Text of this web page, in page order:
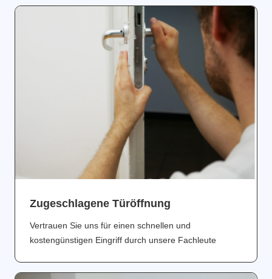
Zugeschlagene Türöffnung
Vertrauen Sie uns für einen schnellen und
kostengünstigen Eingriff durch unsere Fachleute